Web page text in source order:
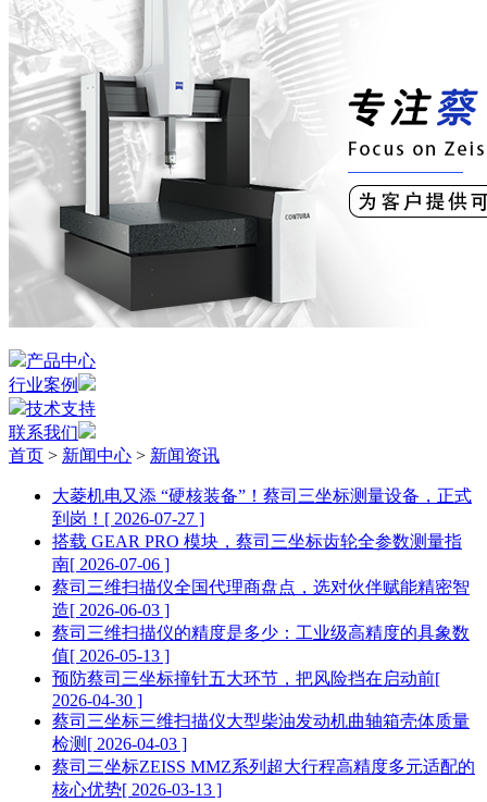
产品中心
行业案例
技术支持
联系我们
首页 > 新闻中心 > 新闻资讯
大菱机电又添 “硬核装备”！蔡司三坐标测量设备，正式
到岗！ [ 2026-07-27 ]
搭载 GEAR PRO 模块，蔡司三坐标齿轮全参数测量指
南[ 2026-07-06 ]
蔡司三维扫描仪全国代理商盘点，选对伙伴赋能精密智
造[ 2026-06-03 ]
蔡司三维扫描仪的精度是多少：工业级高精度的具象数
值[ 2026-05-13 ]
预防蔡司三坐标撞针五大环节，把风险挡在启动前[
2026-04-30 ]
蔡司三坐标三维扫描仪大型柴油发动机曲轴箱壳体质量
检测 [ 2026-04-03 ]
蔡司三坐标ZEISS MMZ系列超大行程高精度多元适配的
核心优势[ 2026-03-13 ]